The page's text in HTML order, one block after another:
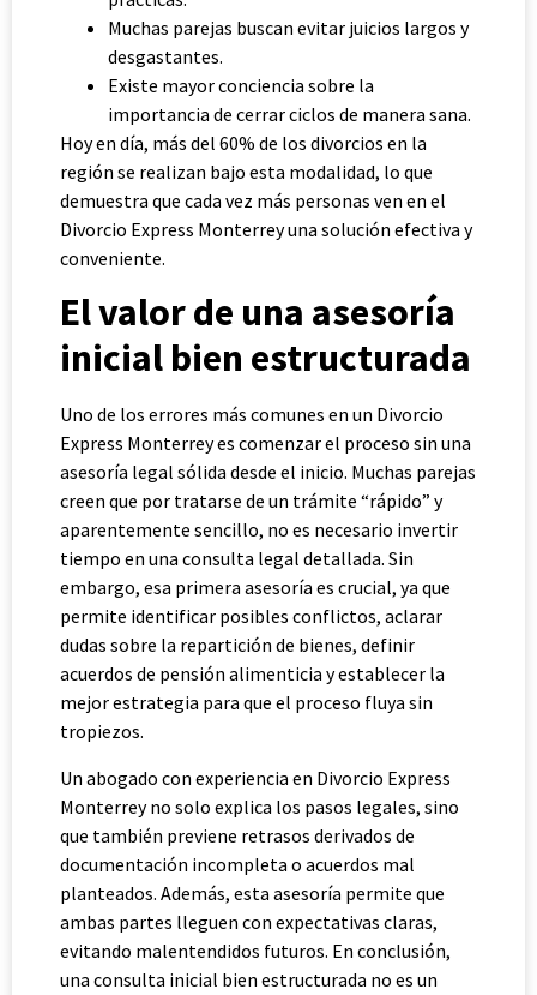
Muchas parejas buscan evitar juicios largos y
desgastantes.
Existe mayor conciencia sobre la
importancia de cerrar ciclos de manera sana.
Hoy en día, más del 60% de los divorcios en la
región se realizan bajo esta modalidad, lo que
demuestra que cada vez más personas ven en el
Divorcio Express Monterrey una solución efectiva y
conveniente.
El valor de una asesoría
inicial bien estructurada
Uno de los errores más comunes en un Divorcio
Express Monterrey es comenzar el proceso sin una
asesoría legal sólida desde el inicio. Muchas parejas
creen que por tratarse de un trámite “rápido” y
aparentemente sencillo, no es necesario invertir
tiempo en una consulta legal detallada. Sin
embargo, esa primera asesoría es crucial, ya que
permite identificar posibles conflictos, aclarar
dudas sobre la repartición de bienes, definir
acuerdos de pensión alimenticia y establecer la
mejor estrategia para que el proceso fluya sin
tropiezos.
Un abogado con experiencia en Divorcio Express
Monterrey no solo explica los pasos legales, sino
que también previene retrasos derivados de
documentación incompleta o acuerdos mal
planteados. Además, esta asesoría permite que
ambas partes lleguen con expectativas claras,
evitando malentendidos futuros. En conclusión,
una consulta inicial bien estructurada no es un